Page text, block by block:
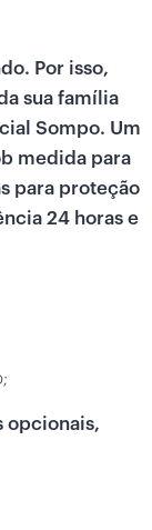
Por isso,
sua família
Sompo. Um
medida para
para proteção
24 horas e
opcionais,